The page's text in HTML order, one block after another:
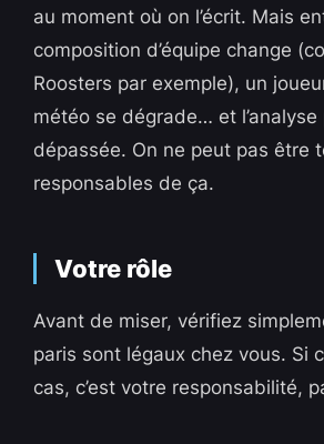
au moment où on l’écrit. Mais
composition d’équipe change
Roosters par exemple), un
météo se dégrade… et
dépassée. On ne peut pas être
responsables de ça.
Votre rôle
Avant de miser, vérifiez
paris sont légaux chez vous. Si
cas, c’est votre responsabilité,